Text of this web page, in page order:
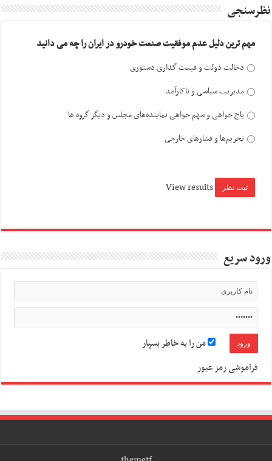
نظرسنجی
مهم ترین دلیل عدم موفقیت صنعت خودرو در ایران را چه می دانید
دخالت دولت و قیمت گذاری دستوری
مدیریت سیاسی و ناکارآمد
باج خواهی و سهم خواهی نماینده‌های مجلس و دیگر گروه ها
تحریم‌ها و فشارهای خارجی
View results
ورود سریع
من را به خاطر بسپار
فراموشی رمز عبور